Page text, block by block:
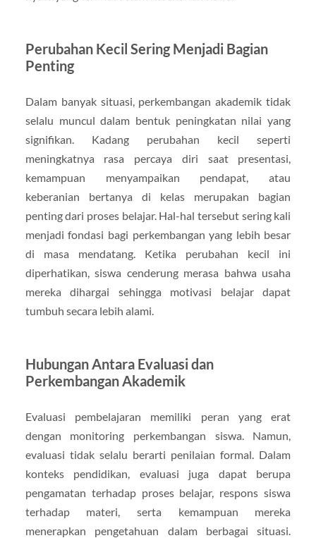
Perubahan Kecil Sering Menjadi Bagian
Penting
Dalam banyak situasi, perkembangan akademik tidak
selalu muncul dalam bentuk peningkatan nilai yang
signifikan. Kadang perubahan kecil seperti
meningkatnya rasa percaya diri saat presentasi,
kemampuan menyampaikan pendapat, atau
keberanian bertanya di kelas merupakan bagian
penting dari proses belajar. Hal-hal tersebut sering kali
menjadi fondasi bagi perkembangan yang lebih besar
di masa mendatang. Ketika perubahan kecil ini
diperhatikan, siswa cenderung merasa bahwa usaha
mereka dihargai sehingga motivasi belajar dapat
tumbuh secara lebih alami.
Hubungan Antara Evaluasi dan
Perkembangan Akademik
Evaluasi pembelajaran memiliki peran yang erat
dengan monitoring perkembangan siswa. Namun,
evaluasi tidak selalu berarti penilaian formal. Dalam
konteks pendidikan, evaluasi juga dapat berupa
pengamatan terhadap proses belajar, respons siswa
terhadap materi, serta kemampuan mereka
menerapkan pengetahuan dalam berbagai situasi.